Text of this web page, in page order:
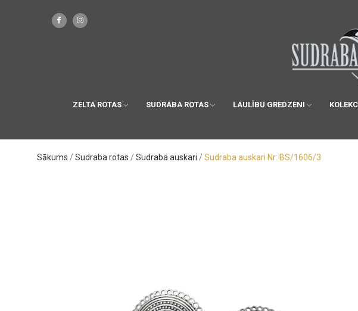
ZELTA ROTAS SUDRABA ROTAS LAULĪBU GREDZENI
Sākums Sudraba rotas Sudraba auskari Sudraba auskari Nr: BS/1606/3